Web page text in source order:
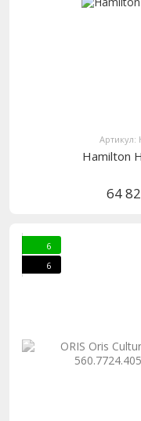
Артикул:
Hamilton
64
6
6